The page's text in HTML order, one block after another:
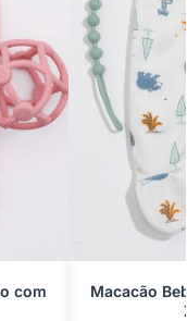
com
Macacão